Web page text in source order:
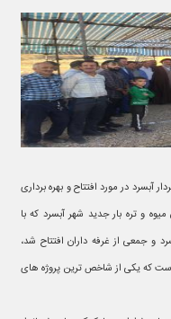
آبسرد در مورد افتتاح و بهره برداری
و تره بار جدید شهر آبسرد که با
و جمعی از غرفه داران افتتاح شد،
اشتغالزایی نموده است که یکی از شاخص ترین پروژه های